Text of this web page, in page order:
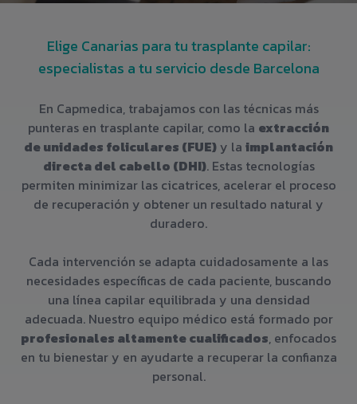
Elige Canarias para tu trasplante capilar:
especialistas a tu servicio desde Barcelona
En Capmedica, trabajamos con las técnicas más
punteras en trasplante capilar, como la extracción
de unidades foliculares (FUE)y la implantación
directa del cabello (DHI). Estas tecnologías
permiten minimizar las cicatrices, acelerar el proceso
de recuperación y obtener un resultado natural y
duradero.
Cada intervención se adapta cuidadosamente a las
necesidades específicas de cada paciente, buscando
una línea capilar equilibrada y una densidad
adecuada. Nuestro equipo médico está formado por
profesionales altamente cualificados, enfocados
en tu bienestar y en ayudarte a recuperar la confianza
personal.